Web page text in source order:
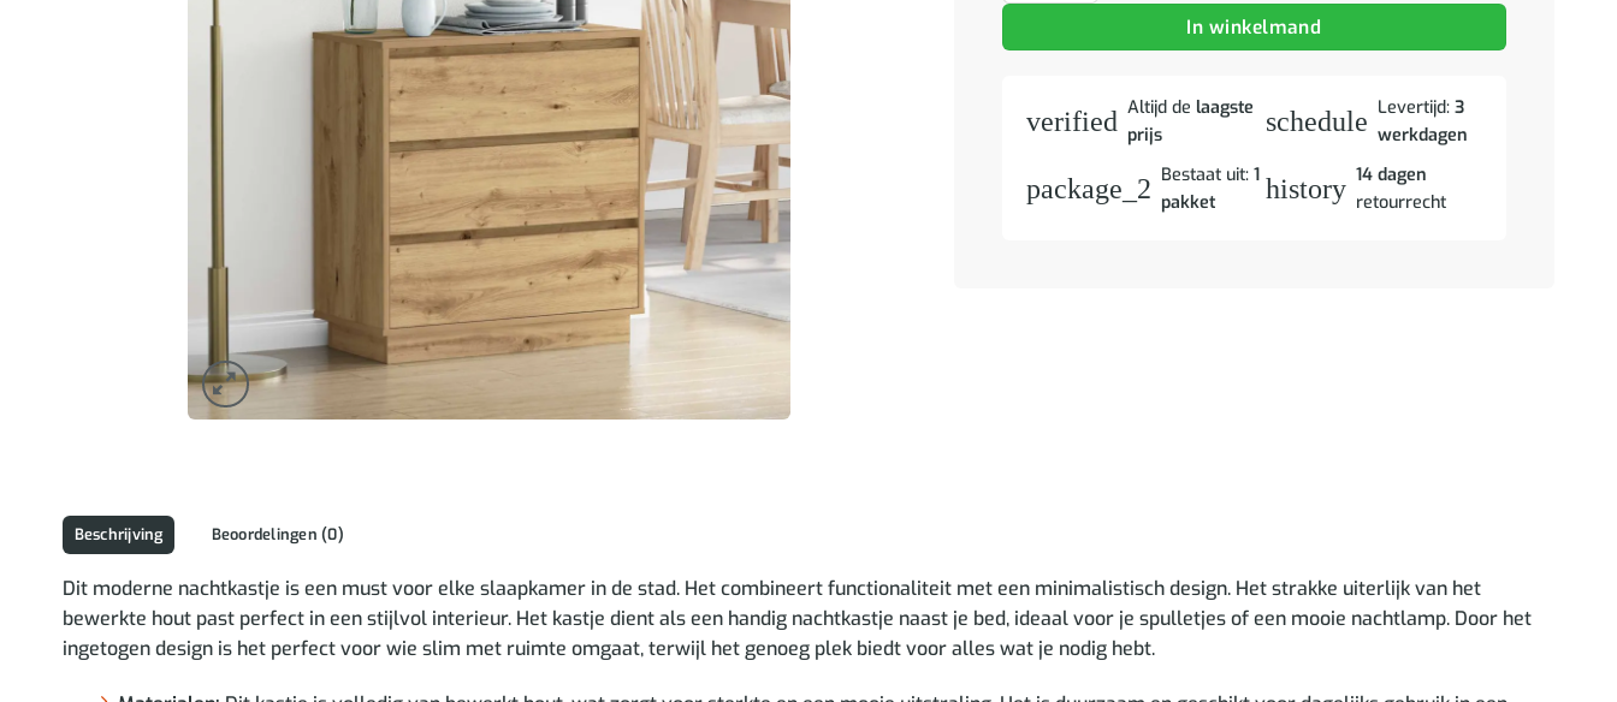
In winkelmand
verified Altijd de laagste
prijs
schedule Levertijd:3
werkdagen
package_2 Bestaat uit: 1
pakket
history 14 dagen
retourrecht
Beschrijving Beoordelingen (0)
Dit moderne nachtkastje is een must voor elke slaapkamer in de stad. Het combineert functionaliteit met een minimalistisch design. Het strakke uiterlijk van het
bewerkte hout past perfect in een stijlvol interieur. Het kastje dient als een handig nachtkastje naast je bed, ideaal voor je spulletjes of een mooie nachtlamp. Door het
ingetogen design is het perfect voor wie slim met ruimte omgaat, terwijl het genoeg plek biedt voor alles wat je nodig hebt.